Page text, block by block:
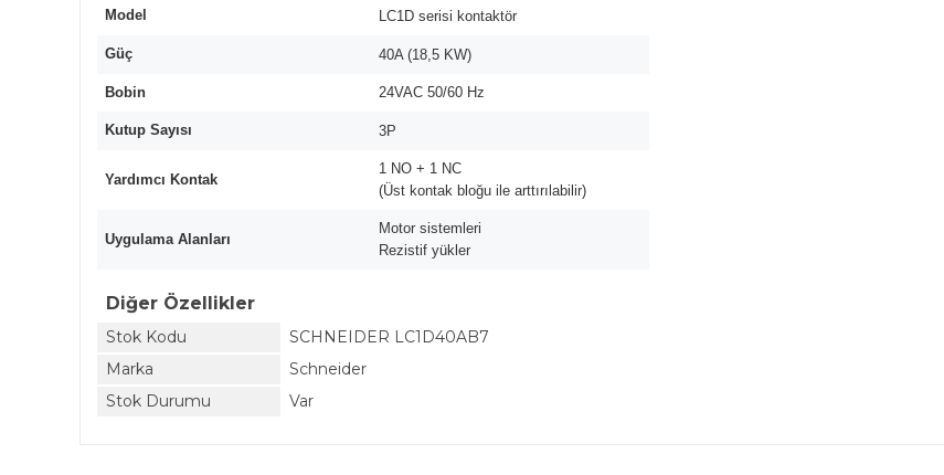
Model LC1D serisi kontaktör
Güç 40A (18,5 KW)
Bobin 24VAC 50/60 Hz
Kutup Sayısı 3P
Yardımcı Kontak
1 NO + 1 NC
(Üst kontak bloğu ile arttırılabilir)
Uygulama Alanları
Motor sistemleri
Rezistif yükler
Diğer Özellikler
Stok Kodu
SCHNEIDER LC1D40AB7
Marka
Schneider
Stok Durumu
Var